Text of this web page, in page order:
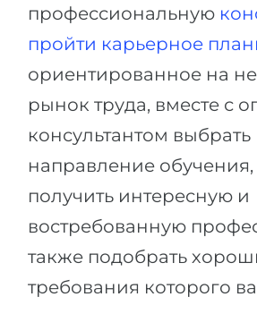
профессиональную
пройти карьерное
ориентированное на
рынок труда, вместе с
консультантом выбрать
направление обучения,
получить интересную и
востребованную
также подобрать
требования которого